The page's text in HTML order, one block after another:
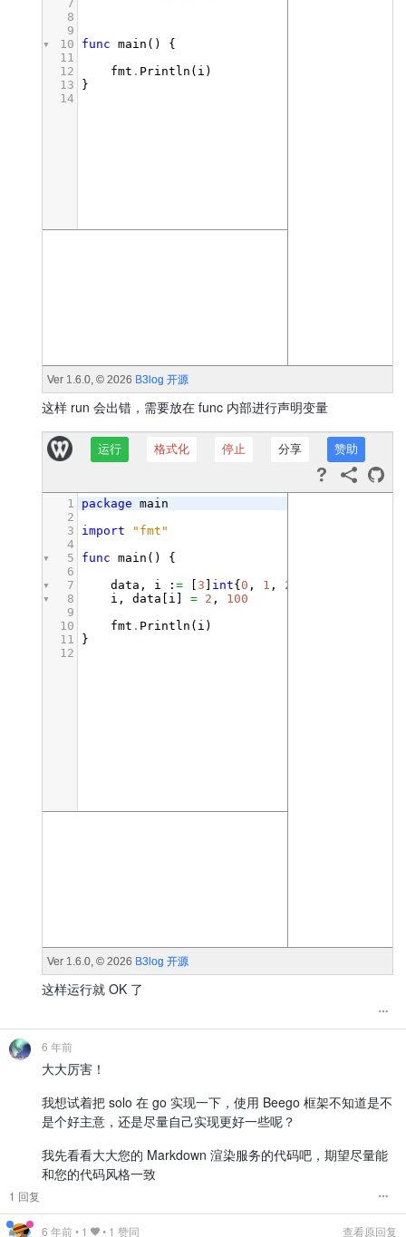
这样 run 会出错，需要放在 func 内部进行声明变量
这样运行就 OK 了
6 年前
大大厉害！
我想试着把 solo 在 go 实现一下，使用 Beego 框架不知道是不
是个好主意，还是尽量自己实现更好一些呢？
我先看看大大您的 Markdown 渲染服务的代码吧，期望尽量能
和您的代码风格一致
1 回复
6 年前• 1 • 1 赞同 查看原回复